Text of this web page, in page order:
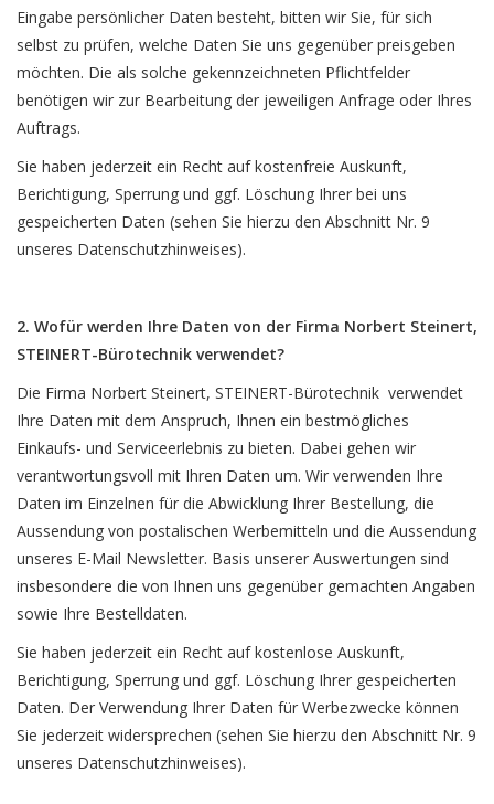
Eingabe persönlicher Daten besteht, bitten wir Sie, für sich
selbst zu prüfen, welche Daten Sie uns gegenüber preisgeben
möchten. Die als solche gekennzeichneten Pflichtfelder
benötigen wir zur Bearbeitung der jeweiligen Anfrage oder Ihres
Auftrags.
Sie haben jederzeit ein Recht auf kostenfreie Auskunft,
Berichtigung, Sperrung und ggf. Löschung Ihrer bei uns
gespeicherten Daten (sehen Sie hierzu den Abschnitt Nr. 9
unseres Datenschutzhinweises).
2. Wofür werden Ihre Daten von der Firma Norbert Steinert,
STEINERT-Bürotechnik verwendet?
Die Firma Norbert Steinert, STEINERT-Bürotechnik verwendet
Ihre Daten mit dem Anspruch, Ihnen ein bestmögliches
Einkaufs- und Serviceerlebnis zu bieten. Dabei gehen wir
verantwortungsvoll mit Ihren Daten um. Wir verwenden Ihre
Daten im Einzelnen für die Abwicklung Ihrer Bestellung, die
Aussendung von postalischen Werbemitteln und die Aussendung
unseres E-Mail Newsletter. Basis unserer Auswertungen sind
insbesondere die von Ihnen uns gegenüber gemachten Angaben
sowie Ihre Bestelldaten.
Sie haben jederzeit ein Recht auf kostenlose Auskunft,
Berichtigung, Sperrung und ggf. Löschung Ihrer gespeicherten
Daten. Der Verwendung Ihrer Daten für Werbezwecke können
Sie jederzeit widersprechen (sehen Sie hierzu den Abschnitt Nr. 9
unseres Datenschutzhinweises).